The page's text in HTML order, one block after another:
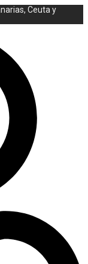
Ceuta y